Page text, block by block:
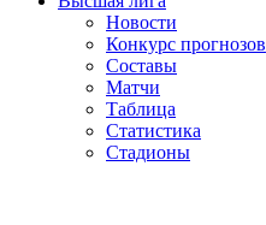
Новости
Конкурс прогнозов
Составы
Матчи
Таблица
Статистика
Стадионы